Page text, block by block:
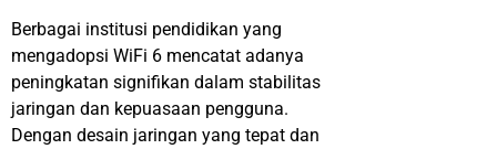
Berbagai institusi pendidikan yang
mengadopsi WiFi 6 mencatat adanya
peningkatan signifikan dalam stabilitas
jaringan dan kepuasaan pengguna.
Dengan desain jaringan yang tepat dan